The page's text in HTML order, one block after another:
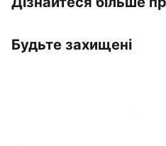
Будьте захищені
Зареєструвати